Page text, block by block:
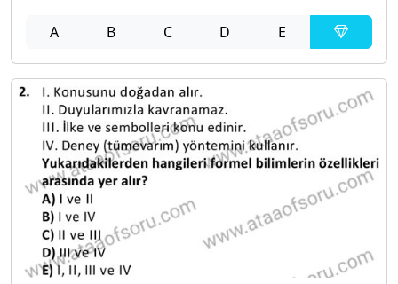
A B C D E